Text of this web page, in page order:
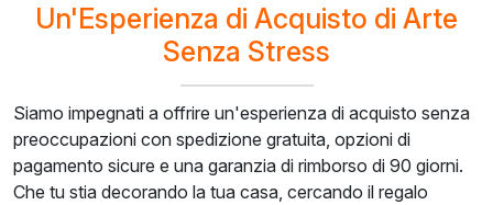
Un'Esperienza di Acquisto di Arte
Senza Stress
Siamo impegnati a offrire un'esperienza di acquisto senza
preoccupazioni con spedizione gratuita, opzioni di
pagamento sicure e una garanzia di rimborso di 90 giorni.
Che tu stia decorando la tua casa, cercando il regalo